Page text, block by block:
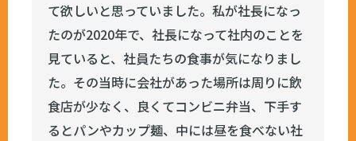
て欲しいと思っていました。私が社長になっ
たのが2020年で、社長になって社内のことを
見ていると、社員たちの食事が気になりまし
た。その当時に会社があった場所は周りに飲
食店が少なく、良くてコンビニ弁当、下手す
るとパンやカップ麺、中には昼を食べない社